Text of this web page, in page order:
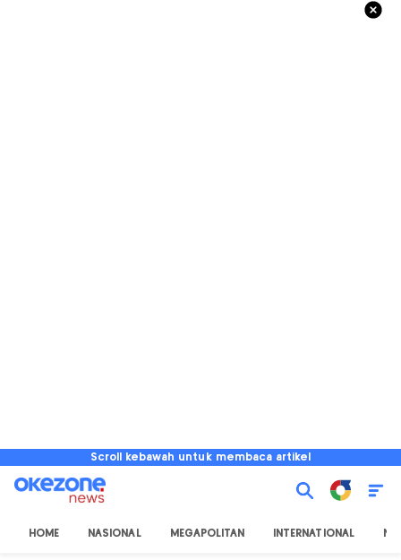
Scroll kebawah untuk membaca artikel
HOME NASIONAL MEGAPOLITAN INTERNATIONAL